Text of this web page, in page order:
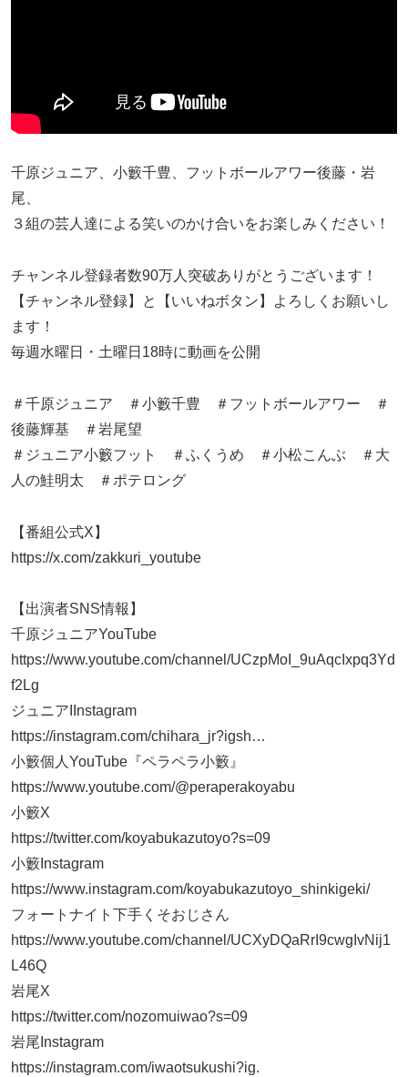
千原ジュニア、小籔千豊、フットボールアワー後藤・岩
尾、
３組の芸人達による笑いのかけ合いをお楽しみください！
チャンネル登録者数90万人突破ありがとうございます！
【チャンネル登録】と【いいねボタン】よろしくお願いし
ます！
毎週水曜日・土曜日18時に動画を公開
＃千原ジュニア ＃小籔千豊 ＃フットボールアワー ＃
後藤輝基 ＃岩尾望
＃ジュニア小籔フット ＃ふくうめ ＃小松こんぶ ＃大
人の鮭明太 ＃ポテロング
【番組公式X】
https://x.com/zakkuri_youtube
【出演者SNS情報】
千原ジュニアYouTube
https://www.youtube.com/channel/UCzpMoI_9uAqcIxpq3Yd
f2Lg
ジュニアIInstagram
https://instagram.com/chihara_jr?igsh​…
小籔個人YouTube『ペラペラ小籔』
https://www.youtube.com/@peraperakoyabu
小籔X
https://twitter.com/koyabukazutoyo?s=09​
小籔Instagram
https://www.instagram.com/koyabukazutoyo_shinkigeki/
フォートナイト下手くそおじさん
https://www.youtube.com/channel/UCXyDQaRrI9cwgIvNij1
L46Q
岩尾X
https://twitter.com/nozomuiwao?s=09​
岩尾Instagram
https://instagram.com/iwaotsukushi?ig​.